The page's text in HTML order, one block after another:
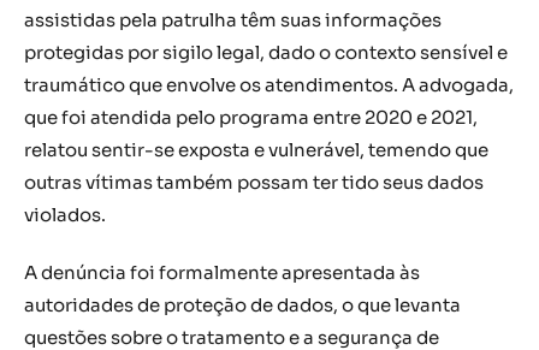
assistidas pela patrulha têm suas informações
protegidas por sigilo legal, dado o contexto sensível e
traumático que envolve os atendimentos. A advogada,
que foi atendida pelo programa entre 2020 e 2021,
relatou sentir-se exposta e vulnerável, temendo que
outras vítimas também possam ter tido seus dados
violados.
A denúncia foi formalmente apresentada às
autoridades de proteção de dados, o que levanta
questões sobre o tratamento e a segurança de